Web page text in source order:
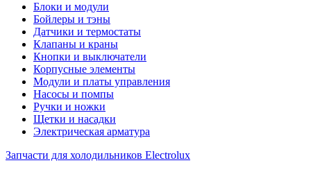
Блоки и модули
Бойлеры и тэны
Датчики и термостаты
Клапаны и краны
Кнопки и выключатели
Корпусные элементы
Модули и платы управления
Насосы и помпы
Ручки и ножки
Щетки и насадки
Электрическая арматура
Запчасти для холодильников Electrolux